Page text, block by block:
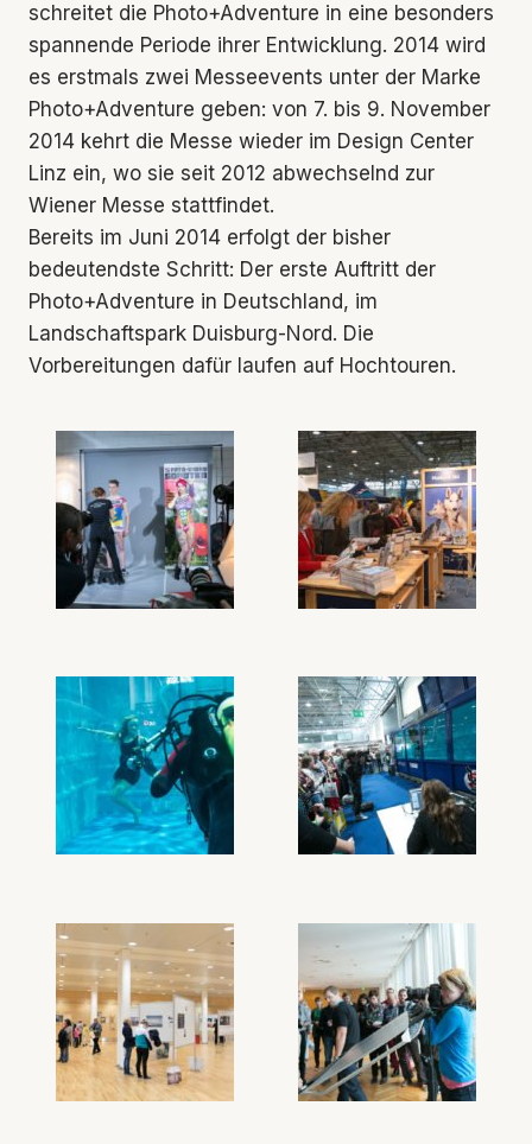
schreitet die Photo+Adventure in eine besonders
spannende Periode ihrer Entwicklung. 2014 wird
es erstmals zwei Messeevents unter der Marke
Photo+Adventure geben: von 7. bis 9. November
2014 kehrt die Messe wieder im Design Center
Linz ein, wo sie seit 2012 abwechselnd zur
Wiener Messe stattfindet.
Bereits im Juni 2014 erfolgt der bisher
bedeutendste Schritt: Der erste Auftritt der
Photo+Adventure in Deutschland, im
Landschaftspark Duisburg-Nord. Die
Vorbereitungen dafür laufen auf Hochtouren.